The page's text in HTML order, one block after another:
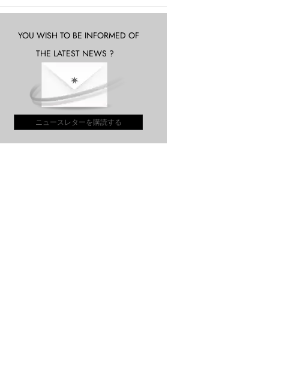
YOU WISH TO BE INFORMED OF
THE LATEST NEWS ?
ニュースレターを購読する